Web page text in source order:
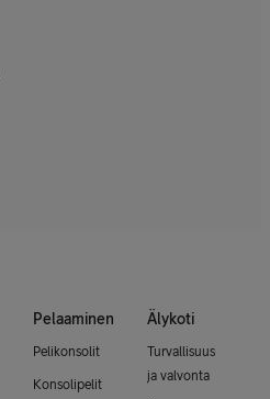
Pelaaminen
Pelikonsolit
Konsolipelit
Älykoti
Turvallisuus
ja valvonta